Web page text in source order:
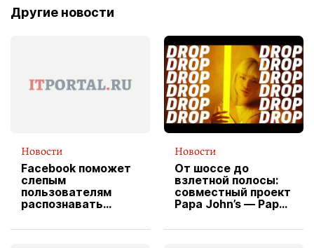
Другие новости
Новости
Facebook поможет
слепым
пользователям
распознавать
Новости
От шоссе до
взлетной полосы:
совместный проект
Papa John’s — Papa
вводит